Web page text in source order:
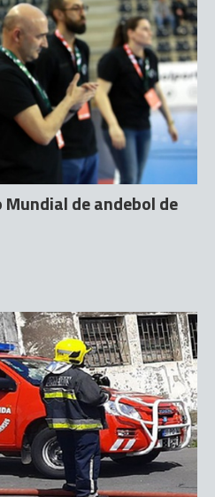
de andebol de